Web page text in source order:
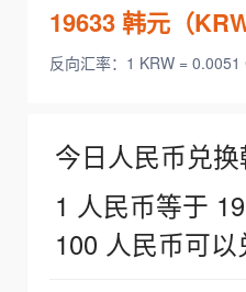
19633韩元（KRW
反向汇率：1 KRW = 0.0051
今日人民币兑换
1 人民币等于
100 人民币可以